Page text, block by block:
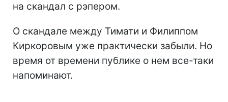
на скандал с рэпером.
О скандале между Тимати и Филиппом
Киркоровым уже практически забыли. Но
время от времени публике о нем все-таки
напоминают.